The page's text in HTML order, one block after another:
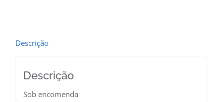
Descrição
Descrição
Sob encomenda